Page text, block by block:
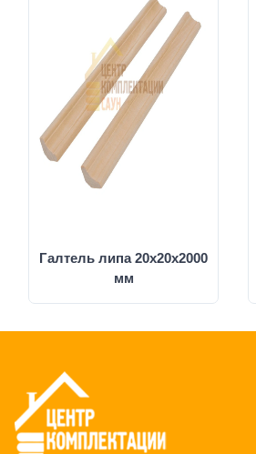
Галтель липа 20х20х2000
мм